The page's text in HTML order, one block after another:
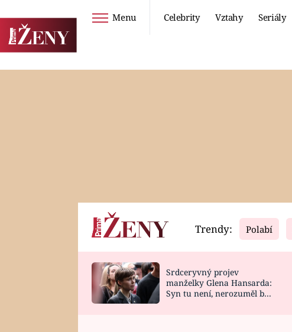
Menu Celebrity Vztahy Seriály
Horoskopy
HOROSKOP NA
Video
CELEBRITY
VAŘENÍ
Trendy: Polabí
Srdceryvný projev
manželky Glena Hansarda:
Syn tu není, nerozuměl by